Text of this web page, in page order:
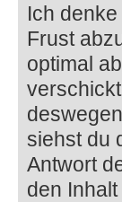
Ich
Frust
optimal
siehst du
Antwort
den